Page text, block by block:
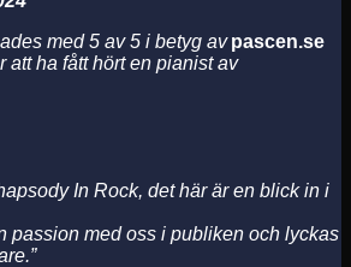
med 5 av 5 i betyg avpascen.se
att ha fått hört en pianist av
In Rock, det här är en blick in i
passion med oss i publiken och lyckas